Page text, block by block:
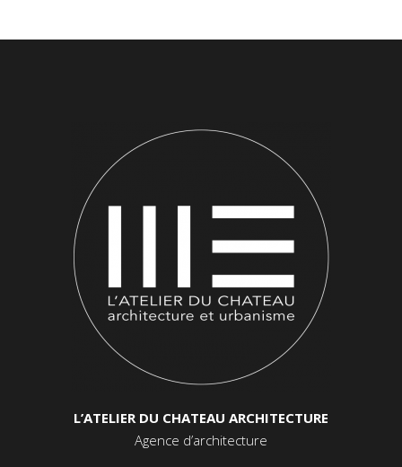
L’ATELIER DU CHATEAU ARCHITECTURE
Agence d’architecture